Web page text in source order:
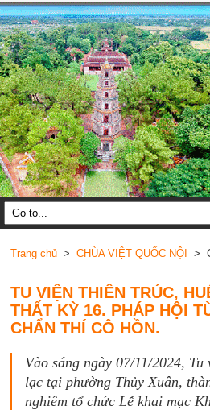
Trang chủ> CHÙA VIỆT QUỐC NỘI >
TU VIỆN THIÊN TRÚC,
THẤT KỲ 16. PHÁP HỘI
CHẨN THÍ CÔ HỒN.
Vào sáng ngày 07/11/2024,
lạc tại phường Thủy Xuân,
nghiêm tổ chức Lễ khai mạc